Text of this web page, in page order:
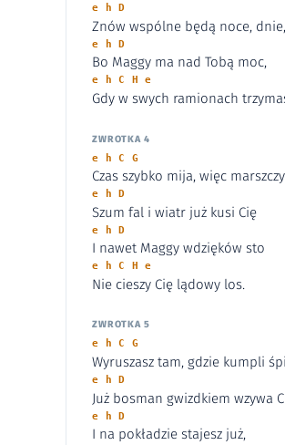
e h D
Znów wspólne będą noce, dnie,
e h D
Bo Maggy ma nad Tobą moc,
e h C H e
Gdy w swych ramionach
ZWROTKA 4
e h C G
Czas szybko mija, więc
e h D
Szum fal i wiatr już kusi Cię
e h D
I nawet Maggy wdzięków sto
e h C H e
Nie cieszy Cię lądowy los.
ZWROTKA 5
e h C G
Wyruszasz tam, gdzie kumpli
e h D
Już bosman gwizdkiem wzywa
e h D
I na pokładzie stajesz już,